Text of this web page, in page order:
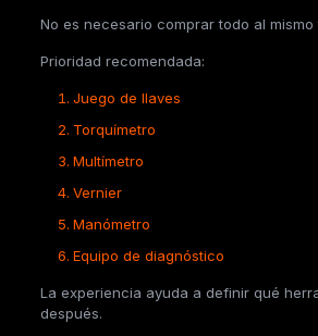
No es necesario comprar todo al mismo
Prioridad recomendada:
Juego de llaves
Torquímetro
Multímetro
Vernier
Manómetro
Equipo de diagnóstico
La experiencia ayuda a definir qué
después.